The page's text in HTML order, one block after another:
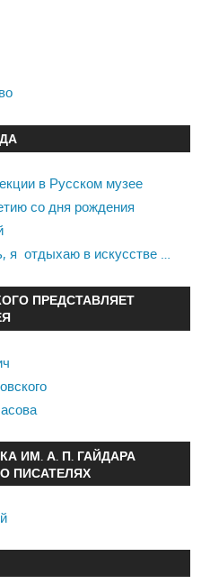
в Русском музее
со дня рождения
я отдыхаю в искусстве …
ПРЕДСТАВЛЯЕТ
ИМ. А. П. ГАЙДАРА
ПИСАТЕЛЯХ